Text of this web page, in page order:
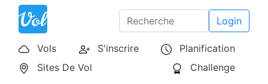
Login
Vols S'inscrire
Planification
Sites De Vol
Challenge